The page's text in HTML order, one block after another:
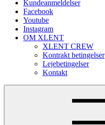
Kundeanmeldelser
Facebook
Youtube
Instagram
OM XLENT
XLENT CREW
Kontrakt betingelser
Lejebetingelser
Kontakt